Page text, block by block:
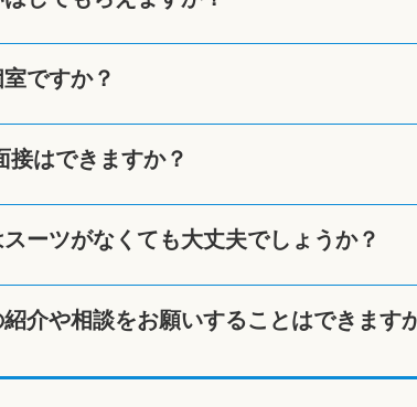
ですか？
接はできますか？
ーツがなくても大丈夫でしょうか？
介や相談をお願いすることはできます